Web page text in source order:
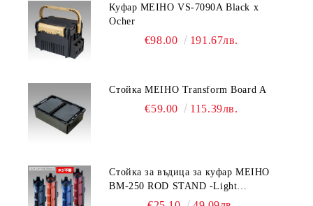
Куфар MEIHO VS-7090A Black x
Ocher
€98.00 191.67лв.
Стойка MEIHO Transform Board A
€59.00 115.39лв.
Стойка за въдица за куфар MEIHO
BM-250 ROD STAND -Light
Blue/Black color